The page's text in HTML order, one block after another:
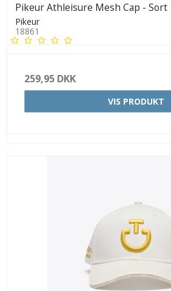
Pikeur Athleisure Mesh Cap - Sort
Pikeur
18861
259,95 DKK
VIS PRODUKT